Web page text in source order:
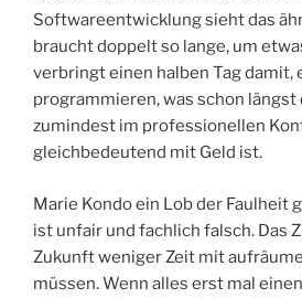
Softwareentwicklung sieht das
braucht doppelt so lange, um
verbringt einen halben Tag damit,
programmieren, was schon längst
zumindest im professionellen
gleichbedeutend mit Geld ist.
Marie Kondo ein Lob der Faulheit
ist unfair und fachlich falsch. Das
Zukunft weniger Zeit mit
müssen. Wenn alles erst mal